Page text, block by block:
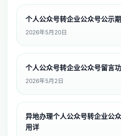
个人公众号转企业公众号公示
2026年5月20日
个人公众号转企业公众号留言
2026年5月2日
异地办理个人公众号转企业公
用详